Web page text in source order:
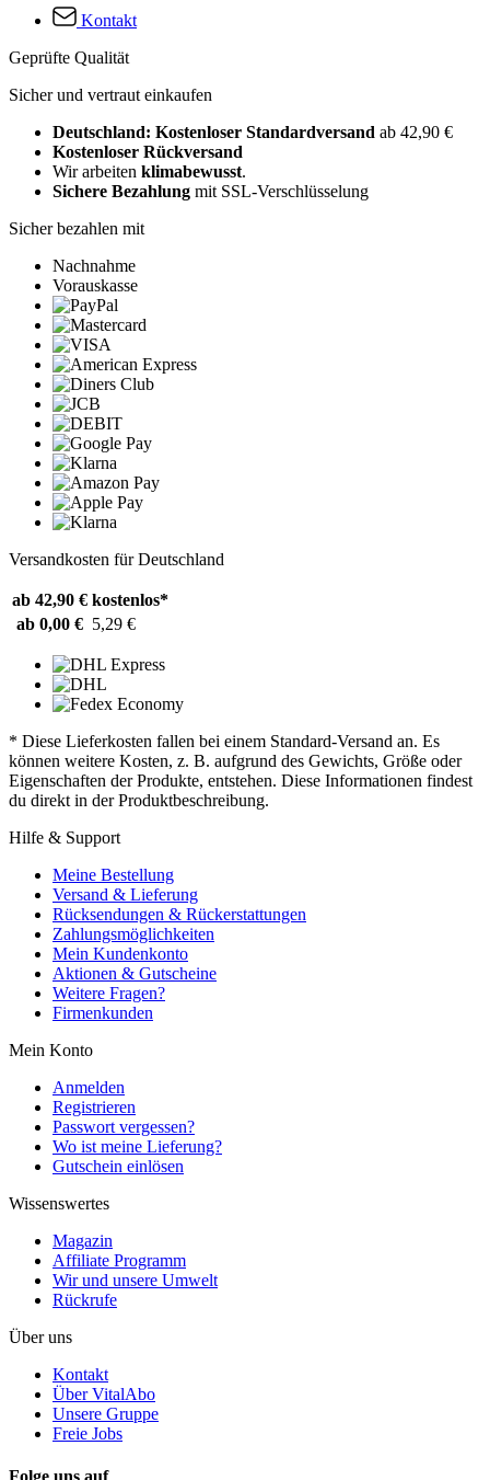
Kontakt
Geprüfte Qualität
Sicher und vertraut einkaufen
Deutschland: Kostenloser Standardversand ab 42,90 €
Kostenloser Rückversand
Wir arbeiten klimabewusst.
Sichere Bezahlung mit SSL-Verschlüsselung
Sicher bezahlen mit
Nachnahme
Vorauskasse
Versandkosten für Deutschland
ab 42,90 € kostenlos*
ab 0,00 € 5,29 €
* Diese Lieferkosten fallen bei einem Standard-Versand an. Es
können weitere Kosten, z. B. aufgrund des Gewichts, Größe oder
Eigenschaften der Produkte, entstehen. Diese Informationen findest
du direkt in der Produktbeschreibung.
Hilfe & Support
Meine Bestellung
Versand & Lieferung
Rücksendungen & Rückerstattungen
Zahlungsmöglichkeiten
Mein Kundenkonto
Aktionen & Gutscheine
Weitere Fragen?
Firmenkunden
Mein Konto
Anmelden
Registrieren
Passwort vergessen?
Wo ist meine Lieferung?
Gutschein einlösen
Wissenswertes
Magazin
Affiliate Programm
Wir und unsere Umwelt
Rückrufe
Über uns
Kontakt
Über VitalAbo
Unsere Gruppe
Freie Jobs
Folge uns auf